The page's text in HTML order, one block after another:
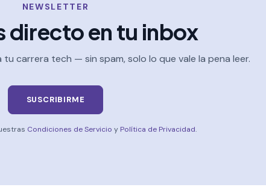
NEWSLETTER
directo en tu inbox
carrera tech — sin spam, solo lo que vale la pena leer.
SUSCRIBIRME
Condiciones de Servicio y Política de Privacidad.